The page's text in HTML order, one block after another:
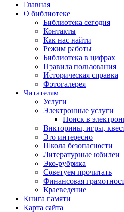
Главная
О библиотеке
Библиотека сегодня
Контакты
Как нас найти
Режим работы
Библиотека в цифрах
Правила пользования
Историческая справка
Фотогалерея
Читателям
Услуги
Электронные услуги
Поиск в
Викторины, игры,
Это интересно
Школа безопасности
Литературные юбилеи
Эко-рубрика
Советуем прочитать
Финансовая
Краеведение
Книга памяти
Карта сайта